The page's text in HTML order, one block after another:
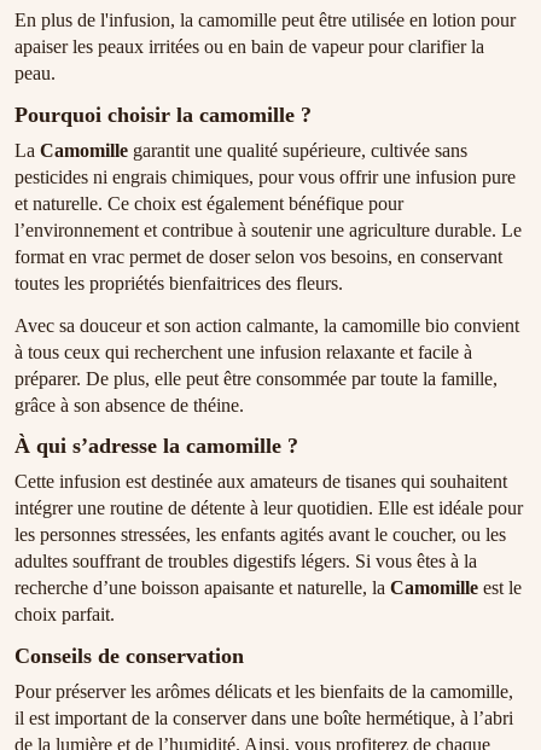
En plus de l'infusion, la camomille peut être utilisée en lotion pour
apaiser les peaux irritées ou en bain de vapeur pour clarifier la
peau.
Pourquoi choisir la camomille ?
La Camomille garantit une qualité supérieure, cultivée sans
pesticides ni engrais chimiques, pour vous offrir une infusion pure
et naturelle. Ce choix est également bénéfique pour
l’environnement et contribue à soutenir une agriculture durable. Le
format en vrac permet de doser selon vos besoins, en conservant
toutes les propriétés bienfaitrices des fleurs.
Avec sa douceur et son action calmante, la camomille bio convient
à tous ceux qui recherchent une infusion relaxante et facile à
préparer. De plus, elle peut être consommée par toute la famille,
grâce à son absence de théine.
À qui s’adresse la camomille ?
Cette infusion est destinée aux amateurs de tisanes qui souhaitent
intégrer une routine de détente à leur quotidien. Elle est idéale pour
les personnes stressées, les enfants agités avant le coucher, ou les
adultes souffrant de troubles digestifs légers. Si vous êtes à la
recherche d’une boisson apaisante et naturelle, la Camomille est le
choix parfait.
Conseils de conservation
Pour préserver les arômes délicats et les bienfaits de la camomille,
il est important de la conserver dans une boîte hermétique, à l’abri
de la lumière et de l’humidité. Ainsi, vous profiterez de chaque